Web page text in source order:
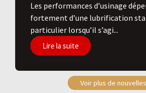
​Les performances d’usinage
fortement d’une lubrification
particulier lorsqu’il s’agi...
Lire la suite
Voir plus de nouvelles